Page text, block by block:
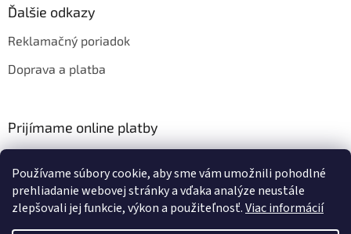
Používame súbory cookie, aby sme vám umožnili pohodlné
prehliadanie webovej stránky a vďaka analýze neustále
zlepšovali jej funkcie, výkon a použiteľnosť.Viac informácií
Ďalšie odkazy
Reklamačný poriadok
Doprava a platba
Prijímame online platby